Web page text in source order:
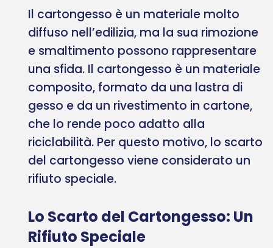
Il cartongesso è un materiale molto
diffuso nell’edilizia, ma la sua rimozione
e smaltimento possono rappresentare
una sfida. Il cartongesso è un materiale
composito, formato da una lastra di
gesso e da un rivestimento in cartone,
che lo rende poco adatto alla
riciclabilità. Per questo motivo, lo scarto
del cartongesso viene considerato un
rifiuto speciale.
Lo Scarto del Cartongesso: Un
Rifiuto Speciale